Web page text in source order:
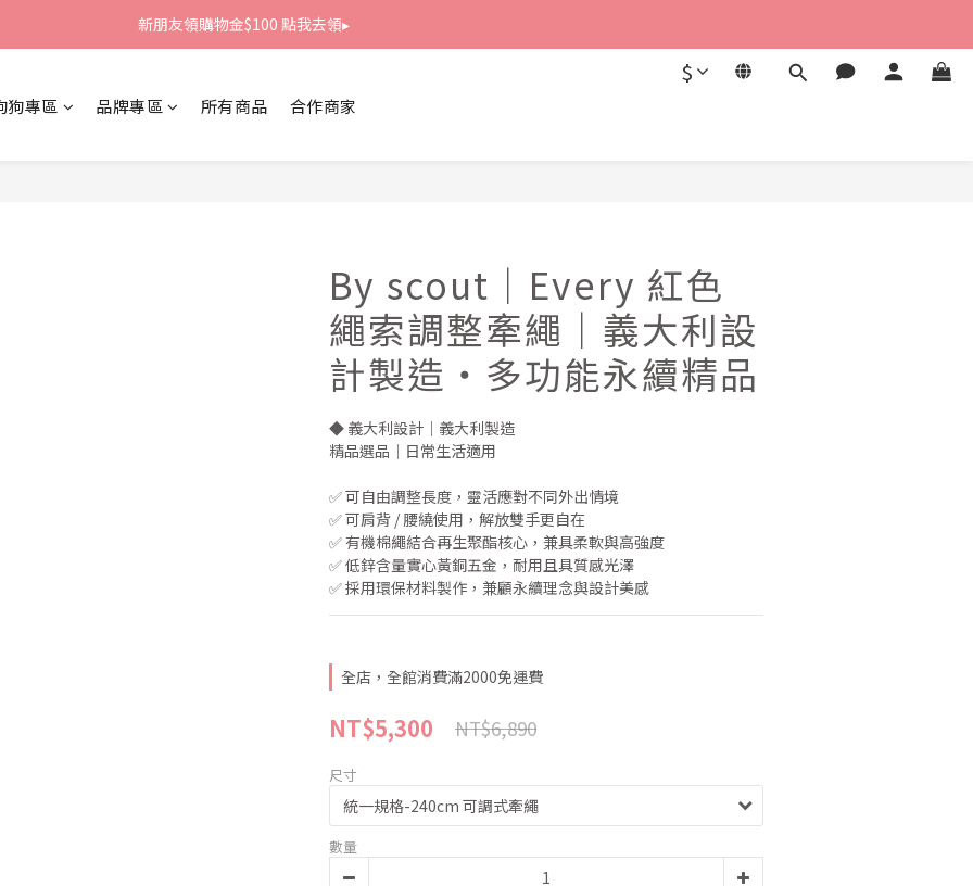
新朋友領購物金$100 點我去領▸
新朋友領購物金$100 點我去領▸
$
狗專區 品牌專區 所有商品 合作商家
By scout｜Every 紅色
繩索調整牽繩｜義大利設
計製造・多功能永續精品
◆ 義大利設計｜義大利製造
精品選品｜日常生活適用
✅ 可自由調整長度，靈活應對不同外出情境
✅ 可肩背 / 腰繞使用，解放雙手更自在
✅ 有機棉繩結合再生聚酯核心，兼具柔軟與高強度
✅ 低鋅含量實心黃銅五金，耐用且具質感光澤
✅ 採用環保材料製作，兼顧永續理念與設計美感
全店，全館消費滿2000免運費
NT$6,890
NT$5,300
尺寸
數量